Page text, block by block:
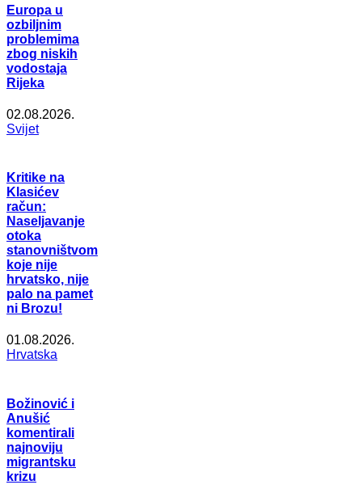
Europa u
ozbiljnim
problemima
zbog niskih
vodostaja
Rijeka
02.08.2026.
Svijet
Kritike na
Klasićev
račun:
Naseljavanje
otoka
stanovništvom
koje nije
hrvatsko, nije
palo na pamet
ni Brozu!
01.08.2026.
Hrvatska
Božinović i
Anušić
komentirali
najnoviju
migrantsku
krizu